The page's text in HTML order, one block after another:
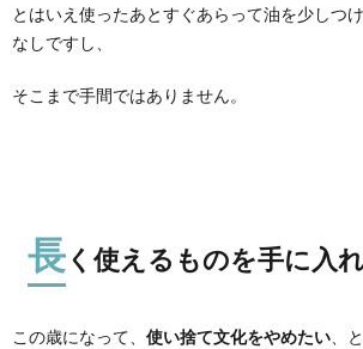
とはいえ使ったあとすぐあらって油を少しつ
なしですし、
そこまで手間ではありません。
長く使えるものを手に入
この歳になって、 使い捨て文化をやめたい 、